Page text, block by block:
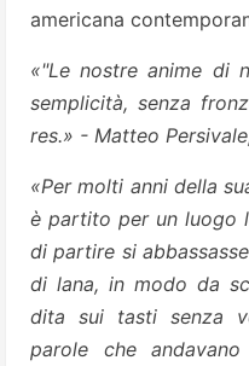
americana
«"Le nostre anime di
semplicità, senza
res.» - Matteo
«Per molti anni della
è partito per un luogo
di partire si
di lana, in modo da
dita sui tasti senza
parole che